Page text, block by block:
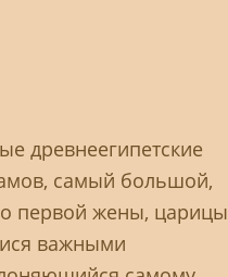
древнеегипетские
самый большой,
первой жены, царицы
важными